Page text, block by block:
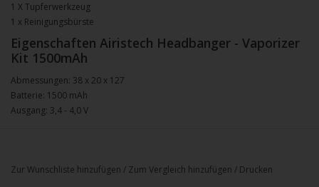
1 X Tupferwerkzeug
1 x Reinigungsbürste
Eigenschaften Airistech Headbanger - Vaporizer
Kit 1500mAh
Abmessungen: 38 x 20 x 127
Batterie: 1500 mAh
Ausgang: 3,4 - 4,0 V
Zur Wunschliste hinzufügen / Zum Vergleich hinzufügen / Drucken